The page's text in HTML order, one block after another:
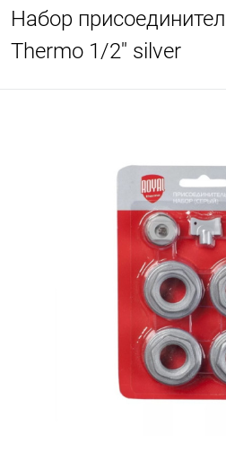
Набор
Thermo 1/2'' silver